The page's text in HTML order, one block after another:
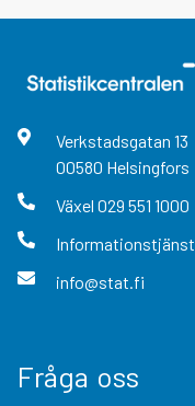
Verkstadsgatan 13
00580 Helsingfors
Växel 029 551 1000
Informationstjänst
info@stat.fi
Fråga oss